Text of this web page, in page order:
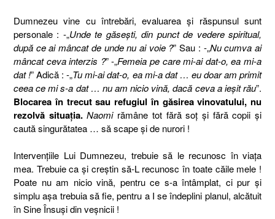
Dumnezeu vine cu întrebări, evaluarea şi răspunsul sunt
personale : -„Unde te găseşti, din punct de vedere spiritual,
după ce ai mâncat de unde nu ai voie ?” Sau : -„Nu cumva ai
mâncat ceva interzis ?” -„Femeia pe care mi-ai dat-o, ea mi-a
dat !” Adică : -„Tu mi-ai dat-o, ea mi-a dat … eu doar am primit
ceea ce mi s-a dat … nu am nicio vină, dacă ceva a ieşit rău”.
Blocarea în trecut sau refugiul în găsirea vinovatului, nu
rezolvă situaţia. Naomirămâne tot fără soţ şi fără copii şi
caută singurătatea … să scape şi de nurori !
Intervenţiile Lui Dumnezeu, trebuie să le recunosc în viaţa
mea. Trebuie ca şi creştin să-L recunosc în toate căile mele !
Poate nu am nicio vină, pentru ce s-a întâmplat, ci pur şi
simplu aşa trebuia să fie, pentru a I se îndeplini planul, alcătuit
în Sine Însuşi din veşnicii !